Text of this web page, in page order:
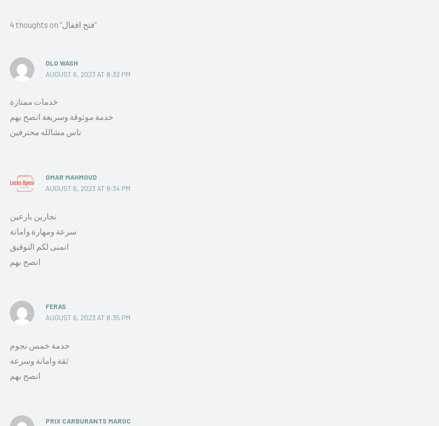
4 thoughts on “فتح اقفال”
DLO WASH
AUGUST 6, 2023 AT 8:32 PM
خدمات ممتازة
خدمة موثوقة وسريعة انصح بهم
ناس مشالله محترفين
OMAR MAHMOUD
AUGUST 6, 2023 AT 8:34 PM
نجارين بارعين
سرعة ومهارة وامانة
اتمنى لكم التوفيق
انصح بهم
FERAS
AUGUST 6, 2023 AT 8:35 PM
خدمة خمس نجوم
ثقة وامانة وسرعة
انصح بهم
PRIX CARBURANTS MAROC